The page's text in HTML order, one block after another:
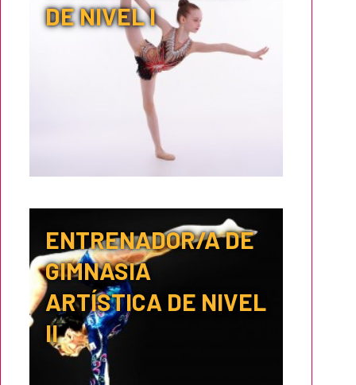
DE NIVEL I
ENTRENADOR/A DE
GIMNASIA
ARTÍSTICA DE NIVEL
II